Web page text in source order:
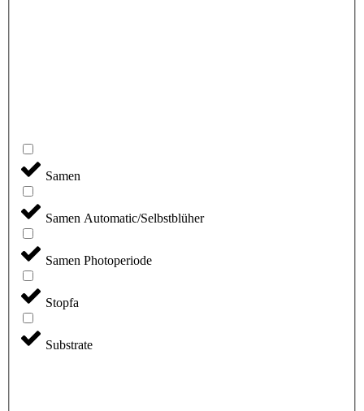
Samen
Samen Automatic/Selbstblüher
Samen Photoperiode
Stopfa
Substrate